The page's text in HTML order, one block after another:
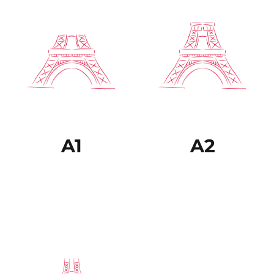
A1 A2
iniciarás el camino a
poder desenvolverte en
un país francófono:
hablar sobre tus sueños,
experiencias o eventos,
describir proyectos y
objetivos además de dar
los niveles ADOS 4